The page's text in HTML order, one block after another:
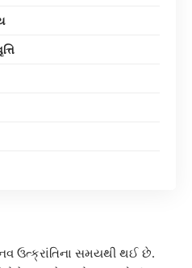
સમયથી થઈ છે.